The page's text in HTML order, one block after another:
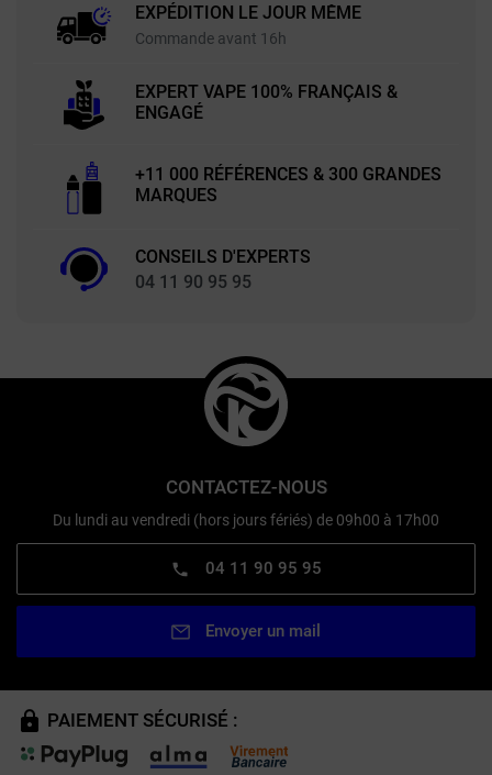
EXPÉDITION LE JOUR MÊME
Commande avant 16h
EXPERT VAPE 100% FRANÇAIS &
ENGAGÉ
+11 000 RÉFÉRENCES & 300 GRANDES
MARQUES
CONSEILS D'EXPERTS
04 11 90 95 95
CONTACTEZ-NOUS
Du lundi au vendredi (hors jours fériés) de 09h00 à 17h00
04 11 90 95 95
Envoyer un mail
PAIEMENT SÉCURISÉ :